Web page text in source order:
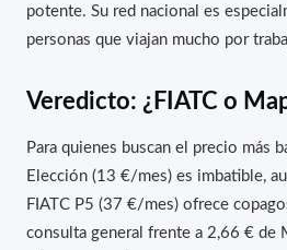
potente. Su red nacional es
personas que viajan mucho por
Veredicto: ¿FIATC o
Para quienes buscan el precio más
Elección (13 €/mes) es imbatible,
FIATC P5 (37 €/mes) ofrece
consulta general frente a 2,66 € de